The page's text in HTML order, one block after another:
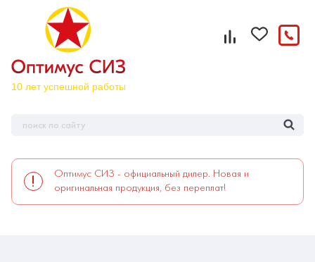
Оптимус СИЗ - официальный дилер. Новая и
оригинальная продукция, без переплат!